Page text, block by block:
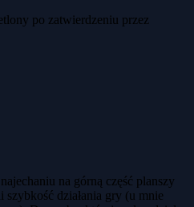
po zatwierdzeniu przez
na górną część planszy
działania gry (u mnie